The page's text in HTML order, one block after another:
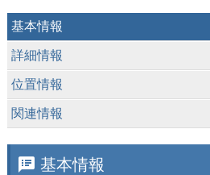
基本情報
詳細情報
位置情報
関連情報
speaker_notes 基本情報